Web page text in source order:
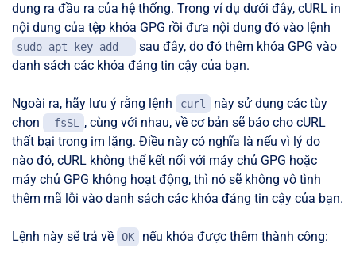
dung ra đầu ra của hệ thống. Trong ví dụ dưới đây, cURL in
nội dung của tệp khóa GPG rồi đưa nội dung đó vào lệnh
sudo apt-key add -
sau đây, do đó thêm khóa GPG vào
danh sách các khóa đáng tin cậy của bạn.
Ngoài ra, hãy lưu ý rằng lệnh curl
này sử dụng các tùy
chọn
-fsSL
, cùng với nhau, về cơ bản sẽ báo cho cURL
thất bại trong im lặng. Điều này có nghĩa là nếu vì lý do
nào đó, cURL không thể kết nối với máy chủ GPG hoặc
máy chủ GPG không hoạt động, thì nó sẽ không vô tình
thêm mã lỗi vào danh sách các khóa đáng tin cậy của bạn.
Lệnh này sẽ trả về OK nếu khóa được thêm thành công: